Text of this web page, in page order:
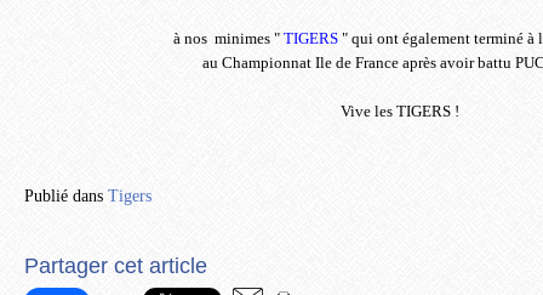
à nos minimes " TIGERS" qui ont également terminé à
au Championnat Ile de France après avoir battu
Vive les TIGERS !
Publié dans Tigers
Partager cet article